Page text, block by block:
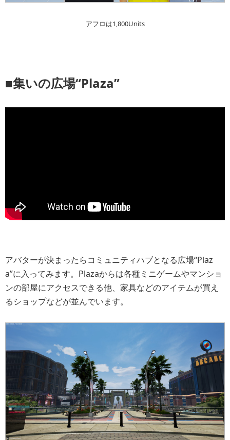
アフロは1,800Units
■集いの広場“Plaza”
アバターが決まったらコミュニティハブとなる広場“Plaz
a”に入ってみます。Plazaからは各種ミニゲームやマンショ
ンの部屋にアクセスできる他、家具などのアイテムが買え
るショップなどが並んでいます。